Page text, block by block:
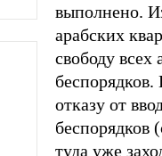
выполнено.
арабских
свободу
беспорядков.
отказу от
беспорядков
туда уже